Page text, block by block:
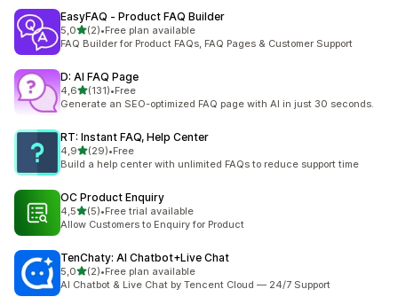
EasyFAQ ‑ Product FAQ Builder
5,05 yıldız üzerinden
(2)
toplam 2 değerlendirme
•Free plan available
FAQ Builder for Product FAQs, FAQ Pages & Customer Support
D: AI FAQ Page
4,65 yıldız üzerinden
(131)
toplam 131 değerlendirme
•Free
Generate an SEO-optimized FAQ page with AI in just 30 seconds.
RT: Instant FAQ, Help Center
4,95 yıldız üzerinden
(29)
toplam 29 değerlendirme
•Free
Build a help center with unlimited FAQs to reduce support time
OC Product Enquiry
4,55 yıldız üzerinden
(5)
toplam 5 değerlendirme
•Free trial available
Allow Customers to Enquiry for Product
TenChaty: AI Chatbot+Live Chat
5,05 yıldız üzerinden
(2)
toplam 2 değerlendirme
•Free plan available
AI Chatbot & Live Chat by Tencent Cloud — 24/7 Support